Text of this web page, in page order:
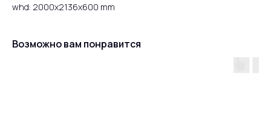
whd: 2000x2136x600 mm
Возможно вам понравится